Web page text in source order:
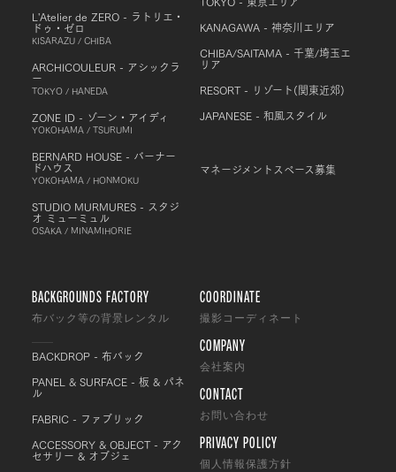
L'Atelier de ZERO - ラトリエ・
ドゥ・ゼロ
KISARAZU / CHIBA
ARCHICOULEUR - アシックラ
ー
TOKYO / HANEDA
ZONE ID - ゾーン・アイディ
YOKOHAMA / TSURUMI
BERNARD HOUSE - バーナー
ドハウス
YOKOHAMA / HONMOKU
STUDIO MURMURES - スタジ
オ ミューミュル
OSAKA / MINAMIHORIE
KANAGAWA - 神奈川エリア
CHIBA/SAITAMA - 千葉/埼玉エ
リア
RESORT - リゾート(関東近郊)
JAPANESE - 和風スタイル
マネージメントスペース募集
BACKGROUNDS FACTORY
布バック等の背景レンタル
BACKDROP - 布バック
PANEL & SURFACE - 板 & パネ
ル
FABRIC - ファブリック
ACCESSORY & OBJECT - アク
セサリー & オブジェ
COORDINATE
撮影コーディネート
COMPANY
会社案内
CONTACT
お問い合わせ
PRIVACY POLICY
個人情報保護方針